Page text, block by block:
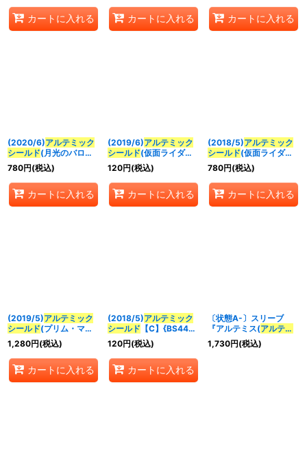
《白》
カートに入れる カートに入れる
【C】{BS44-092}
《白》カートに入れる
(2020/6)アルテミック
シールド(月光のバロー
ネイラスト/PB06収録)
【C】{BS44-092}
《白》
780円(税込)
カートに入れる
(2019/6)アルテミック
シールド(仮面ライダー
フォーゼイラスト/CB09
収録)【C】{BS44-092}
《白》
120円(税込)
カートに入れる
(2018/5)アルテミック
シールド(仮面ライダー
W/ホイル仕様)【M】
{BS44-092}《白》
780円(税込)
カートに入れる
(2019/5)アルテミック
シールド(プリム・マキ
ーナイラスト)【C】
{BS44-092}《白》
1,280円(税込)
カートに入れる
(2018/5)アルテミック
シールド 【C】{BS44-
092}《白》
120円(税込)
カートに入れる
〔状態A-〕スリーブ
『アルテミス(アルテミ
ックシールド イラス
ト)』80枚【-】{-}《サ
1,730円(税込)